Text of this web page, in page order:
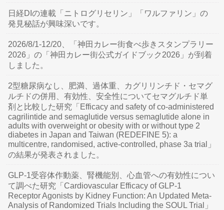
日経DIの連載「ニトログリセリン」「ワルファリン」の
発見秘話が興味深いです。
2026/8/1-12/20、「神田カレー街食べ歩きスタンプラリー
2026」の「神田カレー街公式ガイドブック2026」が到着
しました。
2型糖尿病なし、肥満、過体重、カグリリンチド・セマグ
ルチドの併用、有効性、安全性についてセマグルチド単
剤と比較した研究「Efficacy and safety of co-administered
cagrilintide and semaglutide versus semaglutide alone in
adults with overweight or obesity with or without type 2
diabetes in Japan and Taiwan (REDEFINE 5): a
multicentre, randomised, active-controlled, phase 3a trial」
の結果が発表されました。
GLP-1受容体作動薬、腎機能別、心血管への有効性につい
て調べた研究「Cardiovascular Efficacy of GLP-1
Receptor Agonists by Kidney Function: An Updated Meta-
Analysis of Randomized Trials Including the SOUL Trial」